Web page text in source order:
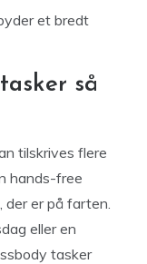
et bredt
så
tilskrives flere
hands-free
der er på farten.
eller en
tasker